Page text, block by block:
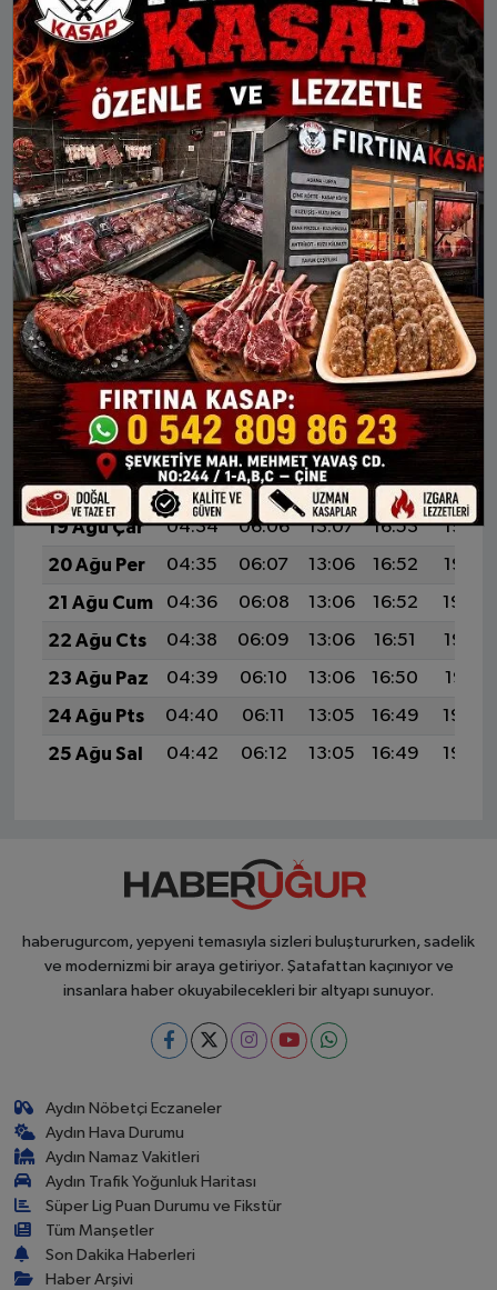
ESKIŞEHIR AYLIK NAMAZ VAKITLERI
İMSAK GÜNEŞ ÖĞLE İKINDI
10 Ağu Pts
04:21 05:58 13:08 16:58
20:09
11 Ağu Sal
04:23 05:59 13:08 16:58
20:08
12 Ağu Çar
04:24 06:00 13:08 16:57
20:06
13 Ağu Per
04:25 06:01 13:08 16:57
20:05
14 Ağu Cum
04:27 06:02 13:08 16:56
20:04
15 Ağu Cts
04:28 06:03 13:08 16:55
20:02
16 Ağu Paz
04:30 06:04 13:07 16:55
20:01
17 Ağu Pts
04:31 06:05 13:07 16:54
18 Ağu Sal
04:32 06:06 13:07 16:54
19:58
19 Ağu Çar
04:34 06:06 13:07 16:53
19:57
20 Ağu Per
04:35 06:07 13:06 16:52
19:56
21 Ağu Cum
04:36 06:08 13:06 16:52
19:54
22 Ağu Cts
04:38 06:09 13:06 16:51
19:53
23 Ağu Paz
04:39 06:10 13:06 16:50
19:51
24 Ağu Pts
04:40 06:11 13:05 16:49
19:50
25 Ağu Sal
04:42 06:12 13:05 16:49 19:48
haberugurcom, yepyeni temasıyla sizleri buluştururken, sadelik
ve modernizmi bir araya getiriyor. Şatafattan kaçınıyor ve
insanlara haber okuyabilecekleri bir altyapı sunuyor.
Aydın Nöbetçi Eczaneler
Aydın Hava Durumu
Aydın Namaz Vakitleri
Aydın Trafik Yoğunluk Haritası
Süper Lig Puan Durumu ve Fikstür
Tüm Manşetler
Son Dakika Haberleri
Haber Arşivi